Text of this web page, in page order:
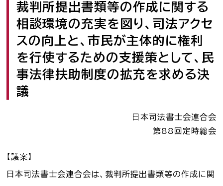
司法書士に相談したい人へ
司法書士を目指す人へ
学生の皆さんへ
会員の方へ
情報提供フォーム
裁判所提出書類等の作成に関する
相談環境の充実を図り、司法アクセ
スの向上と、市民が主体的に権利
を行使するための支援策として、民
事法律扶助制度の拡充を求める決
議
日本司法書士会連合会
第88回定時総会
【議案】
日本司法書士会連合会は、裁判所提出書類等の作成に関